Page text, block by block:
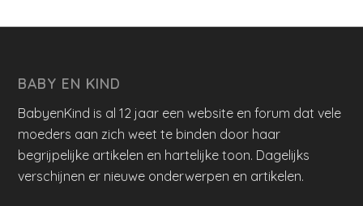
BABY EN KIND
BabyenKind is al 12 jaar een website en forum dat vele
moeders aan zich weet te binden door haar
begrijpelijke artikelen en hartelijke toon. Dagelijks
verschijnen er nieuwe onderwerpen en artikelen.